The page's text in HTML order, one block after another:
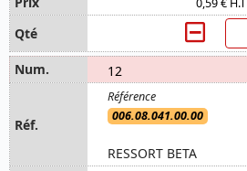
12
006.08.041.00.00
RESSORT BETA